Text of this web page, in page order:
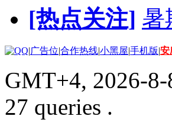
[热点关注] 暑
|广告位|合作热线|小黑屋|手机版|安
GMT+4, 2026-8-
27 queries .